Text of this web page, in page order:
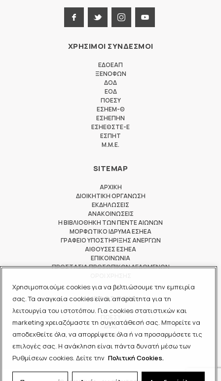
Χρησιμοποιούμε cookies για να βελτιώσουμε την εμπειρία
σας. Τα αναγκαία cookies είναι απαραίτητα για τη
λειτουργία του ιστοτόπου. Για cookies στατιστικών και
marketing χρειαζόμαστε τη συγκατάθεσή σας. Μπορείτε να
αποδεχθείτε όλα, να απορρίψετε όλα ή να προσαρμόσετε τις
επιλογές σας. Η ανάκληση είναι πάντα δυνατή μέσω των
Ρυθμίσεων cookies. Δείτε την Πολιτική Cookies.
ΧΡΗΣΙΜΟΙ ΣΥΝΔΕΣΜΟΙ
ΕΔΟΕΑΠ
ΞΕΝΟΦΩΝ
ΔΟΔ
ΕΟΔ
ΠΟΕΣΥ
ΕΣΗΕΜ-Θ
ΕΣΗΕΠΗΝ
ΕΣΗΕΘΣΤΕ-Ε
ΕΣΠΗΤ
M.M.E.
SITEMAP
ΑΡΧΙΚΗ
ΔΙΟΙΚΗΤΙΚΗ ΟΡΓΑΝΩΣΗ
ΕΚΔΗΛΩΣΕΙΣ
ΑΝΑΚΟΙΝΩΣΕΙΣ
Η ΒΙΒΛΙΟΘΗΚΗ ΤΩΝ ΠΕΝΤΕ ΑΙΩΝΩΝ
ΜΟΡΦΩΤΙΚΟ ΙΔΡΥΜΑ ΕΣΗΕΑ
ΓΡΑΦΕΙΟ ΥΠΟΣΤΗΡΙΞΗΣ ΑΝΕΡΓΩΝ
ΑΙΘΟΥΣΕΣ ΕΣΗΕΑ
ΕΠΙΚΟΙΝΩΝΙΑ
ΠΡΟΣΤΑΣΙΑ ΠΡΟΣΩΠΙΚΩΝ ΔΕΔΟΜΕΝΩΝ
ΜΕΛΟΣ ΤΩΝ
ΔΟΔ
ΕΟΔ